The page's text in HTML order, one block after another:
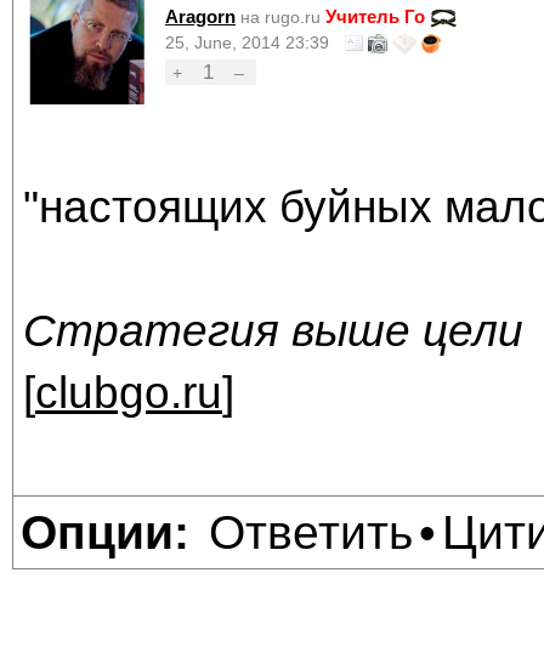
Aragorn на rugo.ru Учитель Го
25, June, 2014 23:39
+
1 –
"настоящих буйных
Стратегия выше цели
[clubgo.ru]
Опции: Ответить•